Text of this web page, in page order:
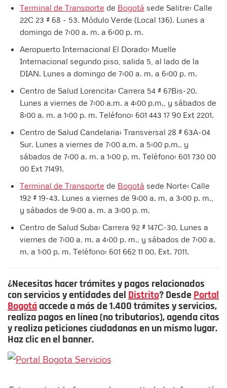
Terminal de Transporte de Bogotá sede Salitre: Calle
22C 23 # 68 - 53. Módulo Verde (Local 136). Lunes a
domingo de 7:00 a. m. a 6:00 p. m.
Aeropuerto Internacional El Dorado: Muelle
Internacional segundo piso, salida 5, al lado de la
DIAN. Lunes a domingo de 7:00 a. m. a 6:00 p. m.
Centro de Salud Lorencita: Carrera 54 # 67Bis-20.
Lunes a viernes de 7:00 a.m. a 4:00 p.m., y sábados de
8:00 a. m. a 1:00 p. m. Teléfono: 601 443 17 90 Ext 2201.
Centro de Salud Candelaria: Transversal 28 # 63A-04
Sur. Lunes a viernes de 7:00 a.m. a 5:00 p.m., y
sábados de 7:00 a. m. a 1:00 p. m. Teléfono: 601 730 00
00 Ext 71491. ​
Terminal de Transporte de Bogotá sede Norte: Calle
192 # 19-43. Lunes a viernes de 9:00 a. m. a 3:00 p. m.,
y sábados de 9:00 a. m. a 3:00 p. m.
Centro de Salud Suba: Carrera 92 # 147C-30. Lunes a
viernes de 7:00 a. m. a 4:00 p. m., y sábados de 7:00 a.
m. a 1:00 p. m. Teléfono: 601 662 11 00. Ext. 7011.
¿Necesitas hacer trámites y pagos relacionados
con servicios y entidades del Distrito? Desde Portal
Bogotáaccede a más de 1.400 trámites y servicios,
realiza pagos en línea (no tributarios), agenda citas
y realiza peticiones ciudadanas en un mismo lugar.
Haz clic en el banner.